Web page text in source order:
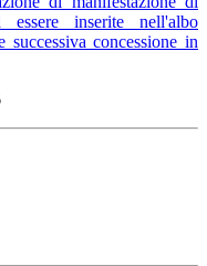
inserite nell'albo
concessione in